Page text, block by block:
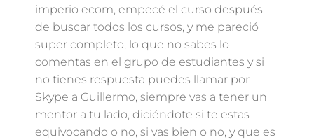
imperio ecom, empecé el curso después
de buscar todos los cursos, y me pareció
super completo, lo que no sabes lo
comentas en el grupo de estudiantes y si
no tienes respuesta puedes llamar por
Skype a Guillermo, siempre vas a tener un
mentor a tu lado, diciéndote si te estas
equivocando o no, si vas bien o no, y que es